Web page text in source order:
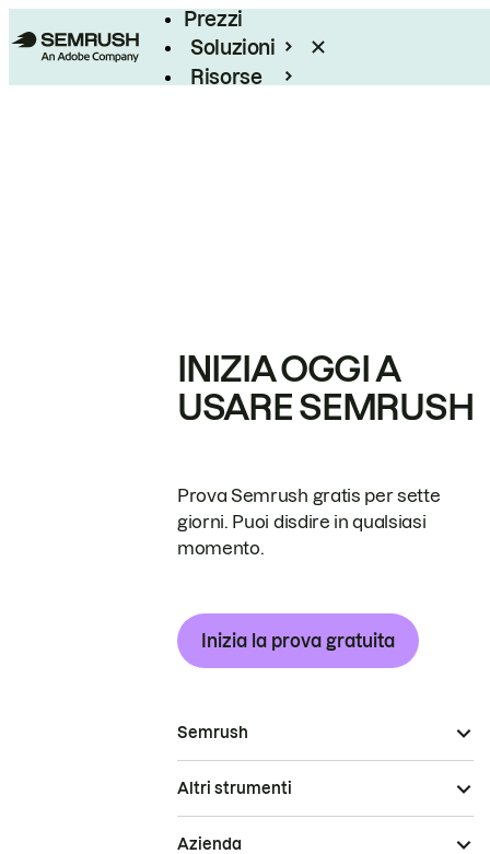
Prezzi
Soluzioni
Risorse
INIZIA OGGI A
USARE SEMRUSH
Prova Semrush gratis per sette
giorni. Puoi disdire in qualsiasi
momento.
Inizia la prova gratuita
Semrush
Altri strumenti
Azienda